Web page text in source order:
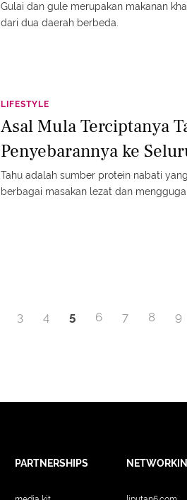
Gulai dan gule merupakan makanan
dari dua daerah berbeda.
LIFESTYLE
Asal Mula Terciptanya
Penyebarannya ke
Tahu adalah sumber protein nabati
berbagai masakan lezat dan
3 4 5 6 7 8 9
PARTNERSHIPS